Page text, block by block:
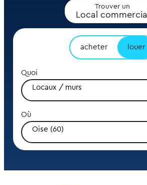
Trouver un
Local commercial
acheter louer
Quoi
Locaux / murs
Où
Oise (60)